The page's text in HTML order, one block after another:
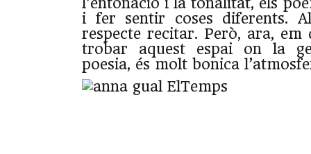
l’entonació i la tonalitat, els
i fer sentir coses diferents.
respecte recitar. Però, ara,
trobar aquest espai on la
poesia, és molt bonica